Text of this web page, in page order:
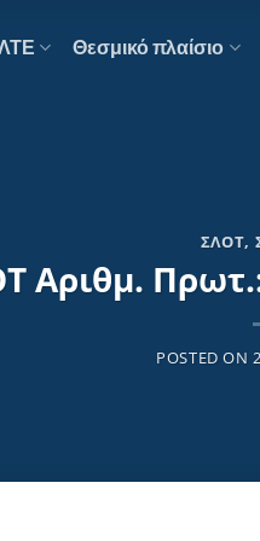
Θεσμικό πλαίσιο
ΣΛΟΤ,
Αριθμ.
POSTED ON